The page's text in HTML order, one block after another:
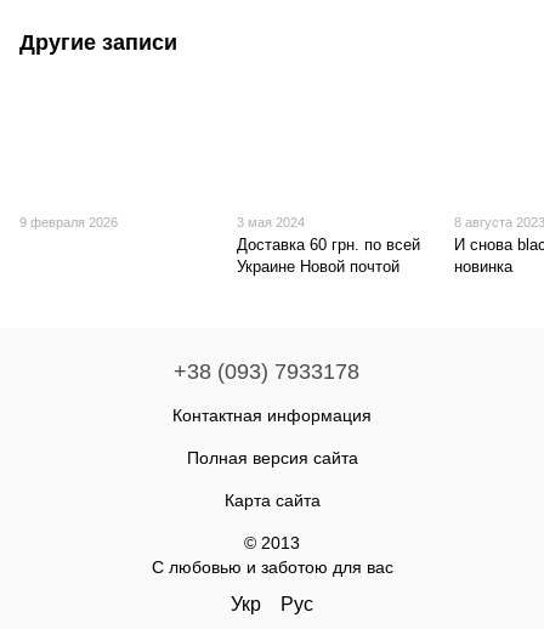
Другие записи
9 февраля 2026 3 мая 2024
Доставка 60 грн. по всей
Украине Новой почтой
8 августа
И снова
новинка
+38 (093) 7933178
Контактная информация
Полная версия сайта
Карта сайта
© 2013
С любовью и заботою для вас
Укр Рус